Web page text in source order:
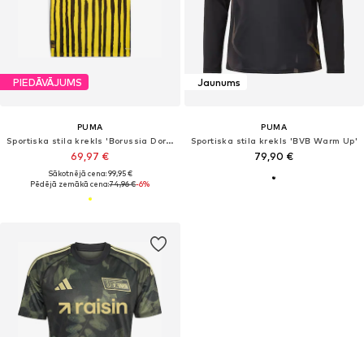
PIEDĀVĀJUMS
PUMA
Sportiska stila krekls 'Borussia Dortmund'
69,97 €
Sākotnējā cena: 99,95 €
Pēdējā zemākā cena:74,96 €-6%
Jaunums
PUMA
Sportiska stila krekls 'BVB Warm Up'
79,90 €